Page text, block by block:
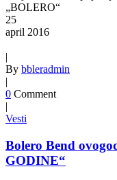
„BOLERO“
25
april 2016
|
By bbleradmin
|
0 Comment
|
Vesti
Bolero Bend
GODINE“